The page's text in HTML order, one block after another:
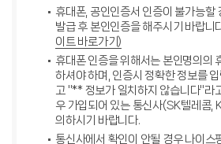
휴대폰, 공인인증서 인증이 불가능할
발급 후 본인인증을 해주시기 바랍니
이트 바로가기)
휴대폰 인증을 위해서는 본인명의의
하셔야 하며, 인증시 정확한 정보를
고 "** 정보가 일치하지 않습니다"라
우 가입되어 있는 통신사(SK텔레콤,
의하시기 바랍니다.
통신사에서 확인이 안될 경우 나이스